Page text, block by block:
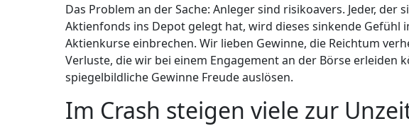
Das Problem an der Sache: Anleger sind risikoavers. Jeder, der
Aktienfonds ins Depot gelegt hat, wird dieses sinkende Gefühl
Aktienkurse einbrechen. Wir lieben Gewinne, die Reichtum
Verluste, die wir bei einem Engagement an der Börse erleiden
spiegelbildliche Gewinne Freude auslösen.
Im Crash steigen viele zur